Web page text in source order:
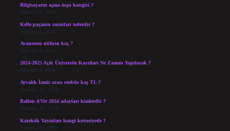
Bilgisayarın açma tuşu hangisi ?
Ağustos 6, 2026
Kelle paçanın zararları nelerdir ?
Ağustos 5, 2026
Avanosun nüfusu kaç ?
Ağustos 4, 2026
2024-2025 Açık Üniversite Kayıtları Ne Zaman Yapılacak ?
Ağustos 3, 2026
Ayvalık İzmir arası otobüs kaç TL ?
Temmuz 27, 2026
Ballon d’Or 2024 adayları kimlerdir ?
Temmuz 25, 2026
Karekök Yayınları hangi kırtasiyede ?
Temmuz 24, 2026